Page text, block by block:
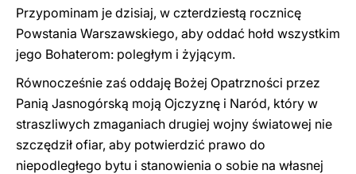
Przypominam je dzisiaj, w czterdziestą rocznicę
Powstania Warszawskiego, aby oddać hołd wszystkim
jego Bohaterom: poległym i żyjącym.
Równocześnie zaś oddaję Bożej Opatrzności przez
Panią Jasnogórską moją Ojczyznę i Naród, który w
straszliwych zmaganiach drugiej wojny światowej nie
szczędził ofiar, aby potwierdzić prawo do
niepodległego bytu i stanowienia o sobie na własnej